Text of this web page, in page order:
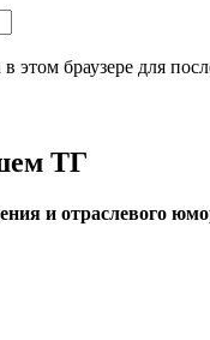
этом браузере для
ТГ
и отраслевого